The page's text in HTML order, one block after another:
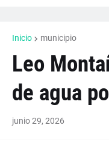
Inicio municipio
Leo
de agua
junio 29, 2026